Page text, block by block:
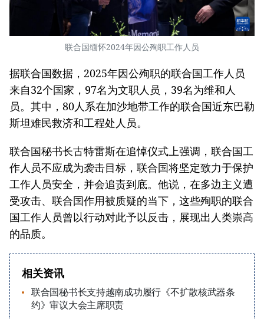
联合国缅怀2024年因公殉职工作人员
据联合国数据，2025年因公殉职的联合国工作人员
来自32个国家，97名为文职人员，39名为维和人
员。其中，80人系在加沙地带工作的联合国近东巴勒
斯坦难民救济和工程处人员。
联合国秘书长古特雷斯在追悼仪式上强调，联合国工
作人员不应成为袭击目标，联合国将坚定致力于保护
工作人员安全，并会追责到底。他说，在多边主义遭
受攻击、联合国作用被质疑的当下，这些殉职的联合
国工作人员曾以行动对此予以反击，展现出人类崇高
的品质。
相关资讯
联合国秘书长支持越南成功履行《不扩散核武器条
约》审议大会主席职责